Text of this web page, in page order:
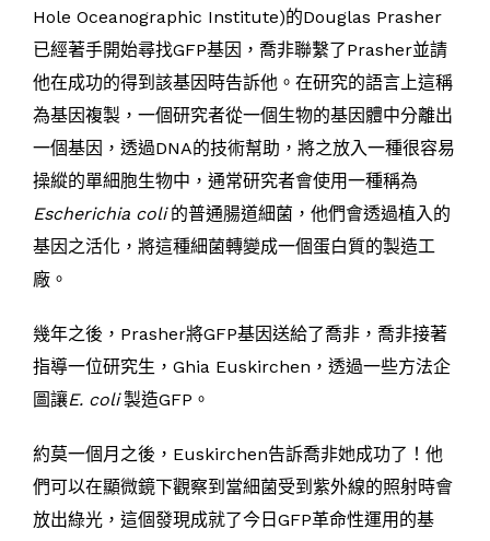
Hole Oceanographic Institute)的Douglas Prasher
已經著手開始尋找GFP基因，喬非聯繫了Prasher並請
他在成功的得到該基因時告訴他。在研究的語言上這稱
為基因複製，一個研究者從一個生物的基因體中分離出
一個基因，透過DNA的技術幫助，將之放入一種很容易
操縱的單細胞生物中，通常研究者會使用一種稱為
Escherichia coli 的普通腸道細菌，他們會透過植入的
基因之活化，將這種細菌轉變成一個蛋白質的製造工
廠。
幾年之後，Prasher將GFP基因送給了喬非，喬非接著
指導一位研究生，Ghia Euskirchen，透過一些方法企
圖讓E. coli 製造GFP。
約莫一個月之後，Euskirchen告訴喬非她成功了！他
們可以在顯微鏡下觀察到當細菌受到紫外線的照射時會
放出綠光，這個發現成就了今日GFP革命性運用的基